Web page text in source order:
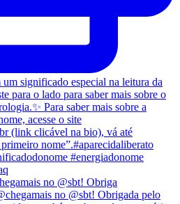
no @sbt! Obriga